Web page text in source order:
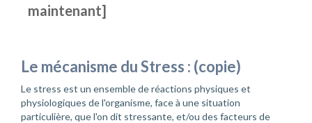
maintenant]
Le mécanisme du Stress : (copie)
Le stress est un ensemble de réactions physiques et
physiologiques de l'organisme, face à une situation
particulière, que l'on dit stressante, et/ou des facteurs de